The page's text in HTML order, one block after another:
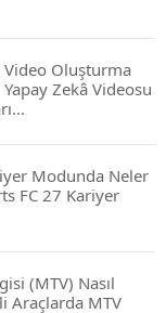
Video Oluşturma
Yapay Zekâ Videosu
Modunda Neler
FC 27 Kariyer
(MTV) Nasıl
Araçlarda MTV